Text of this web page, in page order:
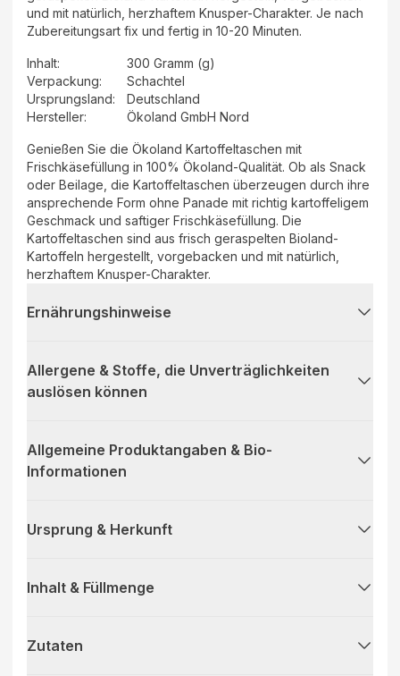
und mit natürlich, herzhaftem Knusper-Charakter. Je nach
Zubereitungsart fix und fertig in 10-20 Minuten.
Inhalt:
300 Gramm (g)
Verpackung:
Schachtel
Ursprungsland:
Deutschland
Hersteller: Ökoland GmbH Nord
Genießen Sie die Ökoland Kartoffeltaschen mit
Frischkäsefüllung in 100% Ökoland-Qualität. Ob als Snack
oder Beilage, die Kartoffeltaschen überzeugen durch ihre
ansprechende Form ohne Panade mit richtig kartoffeligem
Geschmack und saftiger Frischkäsefüllung. Die
Kartoffeltaschen sind aus frisch geraspelten Bioland-
Kartoffeln hergestellt, vorgebacken und mit natürlich,
herzhaftem Knusper-Charakter.
Ernährungshinweise
Allergene & Stoffe, die Unverträglichkeiten
auslösen können
Allgemeine Produktangaben & Bio-
Informationen
Ursprung & Herkunft
Inhalt & Füllmenge
Zutaten